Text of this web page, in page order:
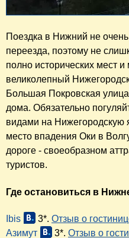
Поездка в Нижний не
переезда, поэтому не
полно исторических мест и
великолепный
Большая Покровская
дома. Обязательно
видами на Нижегородскую
место впадения Оки в
дороге - своеобразном
туристов.
Где остановиться в
Ibis 3*. Отзыв о
Азимут
3*. Отзыв о